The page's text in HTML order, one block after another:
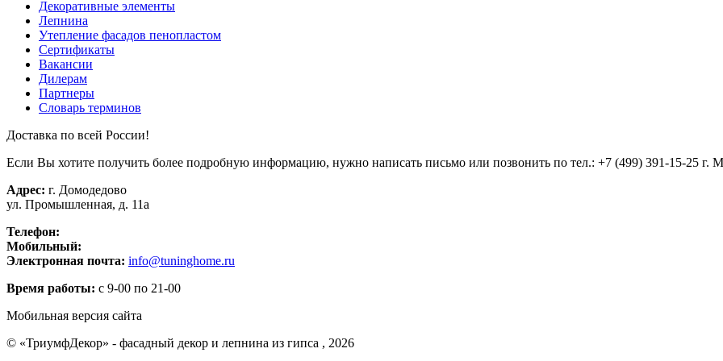
Декоративные элементы
Лепнина
Утепление фасадов пенопластом
Сертификаты
Вакансии
Дилерам
Партнеры
Словарь терминов
Доставка по всей России!
Если Вы хотите получить более подробную информацию, нужно написать письмо или позвонить по тел.: +7 (499) 391-15-25 г.
Адрес: г. Домодедово
ул. Промышленная, д. 11а
Телефон:
Мобильный:
Электронная почта: info@tuninghome.ru
Время работы: с 9-00 по 21-00
Мобильная версия сайта
© «ТриумфДекор» - фасадный декор и лепнина из гипса , 2026